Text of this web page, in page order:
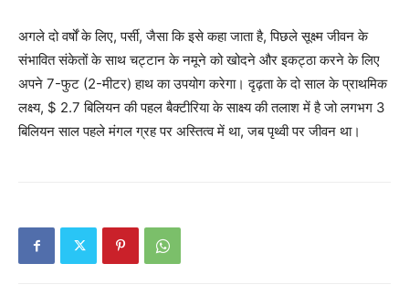
अगले दो वर्षों के लिए, पर्सी, जैसा कि इसे कहा जाता है, पिछले सूक्ष्म जीवन के
संभावित संकेतों के साथ चट्टान के नमूने को खोदने और इकट्ठा करने के लिए
अपने 7-फुट (2-मीटर) हाथ का उपयोग करेगा। दृढ़ता के दो साल के प्राथमिक
लक्ष्य, $ 2.7 बिलियन की पहल बैक्टीरिया के साक्ष्य की तलाश में है जो लगभग 3
बिलियन साल पहले मंगल ग्रह पर अस्तित्व में था, जब पृथ्वी पर जीवन था।